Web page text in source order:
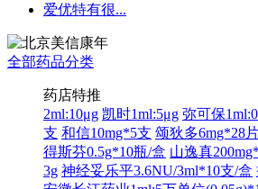
爱优特有很...
全部药品分类
药店特推
2ml:10μg 凯时1ml:5μg 弥可保
支 和信10mg*5支 颂狄多6mg*28
得斯芬0.5g*10瓶/盒 山逸真
3g 神经妥乐平3.6NU/3ml*10支/盒